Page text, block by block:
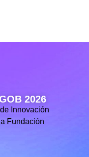
2026
Innovación
Fundación